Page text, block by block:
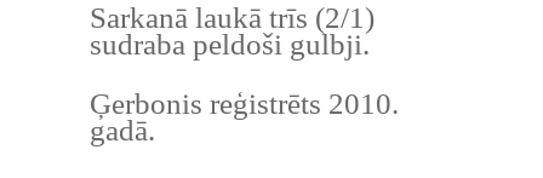
Sarkanā laukā trīs (2/1)
sudraba peldoši gulbji.
Ģerbonis reģistrēts 2010.
gadā.